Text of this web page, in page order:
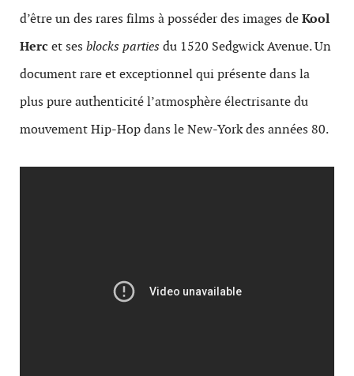
d’être un des rares films à posséder des images deKool
Hercet ses blocks parties du 1520 Sedgwick Avenue. Un
document rare et exceptionnel qui présente dans la
plus pure authenticité l’atmosphère électrisante du
mouvement Hip-Hop dans le New-York des années 80.